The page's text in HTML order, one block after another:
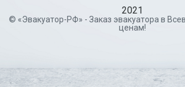
2021
© «Эвакуатор-РФ» - Заказ эвакуатора в
ценам!